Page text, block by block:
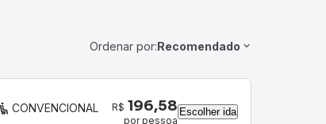
Ordenar por:Recomendado
CONVENCIONAL R$ 196,58
por pessoa
Escolher ida